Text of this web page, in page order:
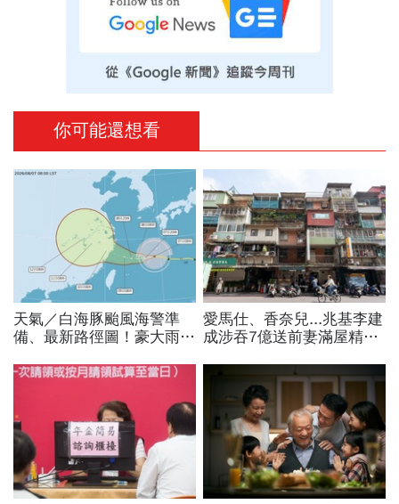
你可能還想看
天氣／白海豚颱風海警準
備、最新路徑圖！豪大雨紫
颱風假機率多大，10日報
愛馬仕、香奈兒...兆基李建
成涉吞7億送前妻滿屋精
詳當董座才2天閃辭：發現
內部缺失